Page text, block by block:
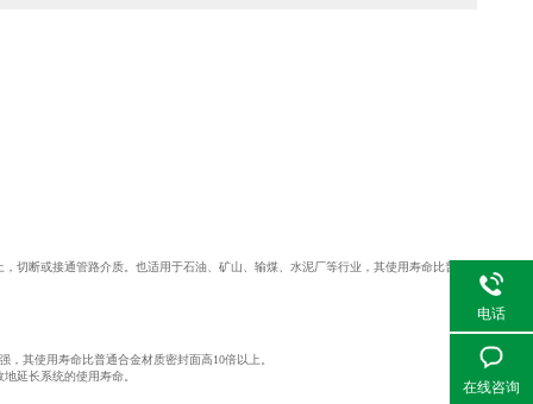
切断或接通管路介质。也适用于石油、矿山、输煤、水泥厂等行业，其使用寿命比普通
其使用寿命比普通合金材质密封面高10倍以上。
延长系统的使用寿命。
电话
在线咨询